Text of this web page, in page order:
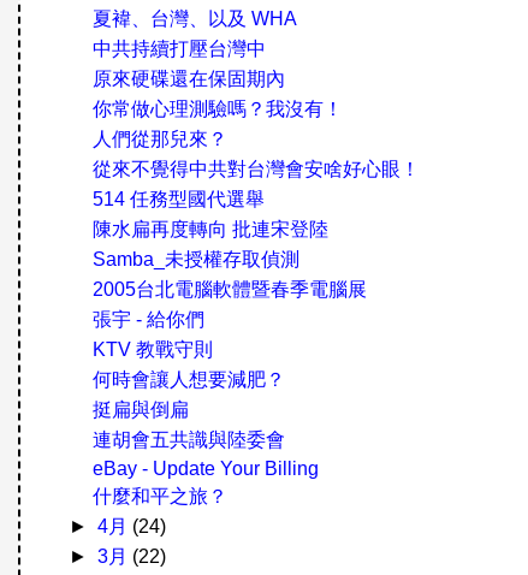
夏褘、台灣、以及 WHA
中共持續打壓台灣中
原來硬碟還在保固期內
你常做心理測驗嗎？我沒有！
人們從那兒來？
從來不覺得中共對台灣會安啥好心眼！
514 任務型國代選舉
陳水扁再度轉向 批連宋登陸
Samba_未授權存取偵測
2005台北電腦軟體暨春季電腦展
張宇 - 給你們
KTV 教戰守則
何時會讓人想要減肥？
挺扁與倒扁
連胡會五共識與陸委會
eBay - Update Your Billing
什麼和平之旅？
► 4月 (24)
► 3月 (22)